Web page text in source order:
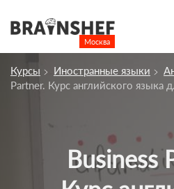
Москва
Посмотреть по России
О компании
Курсы Иностранные языки
Partner. Курс английского языка
Business Partner.